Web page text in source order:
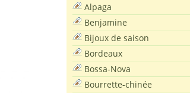
Alpaga
Benjamine
Bijoux de saison
Bordeaux
Bossa-Nova
Bourrette-chinée